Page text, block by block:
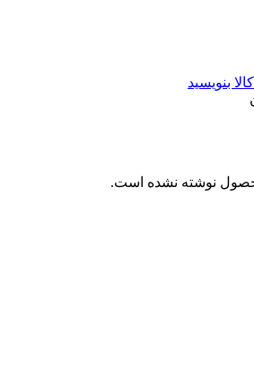
بنویسید
نوشته نشده است.